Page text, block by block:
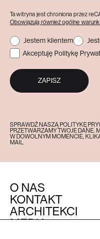
Ta witryna jest chroniona przez
Obowiązują również ogólne
Jestem klientem
Akceptuję Politykę
ZAPISZ
SPRAWDŹ NASZĄ POLITYKĘ
PRZETWARZAMY TWOJE DANE.
W DOWOLNYM MOMENCIE,
MAIL
O NAS
KONTAKT
ARCHITEKCI
MEDIA